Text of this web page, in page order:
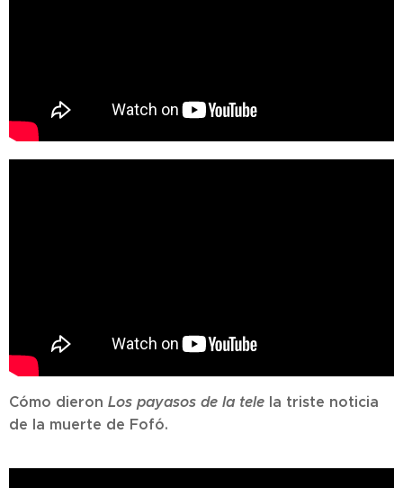
Cómo dieron Los payasos de la tele la triste noticia
de la muerte de Fofó.